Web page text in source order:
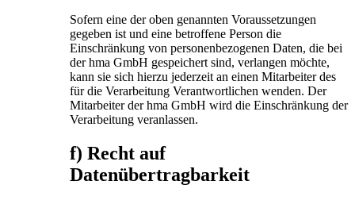
Sofern eine der oben genannten Voraussetzungen
gegeben ist und eine betroffene Person die
Einschränkung von personenbezogenen Daten, die bei
der hma GmbH gespeichert sind, verlangen möchte,
kann sie sich hierzu jederzeit an einen Mitarbeiter des
für die Verarbeitung Verantwortlichen wenden. Der
Mitarbeiter der hma GmbH wird die Einschränkung der
Verarbeitung veranlassen.
f) Recht auf
Datenübertragbarkeit